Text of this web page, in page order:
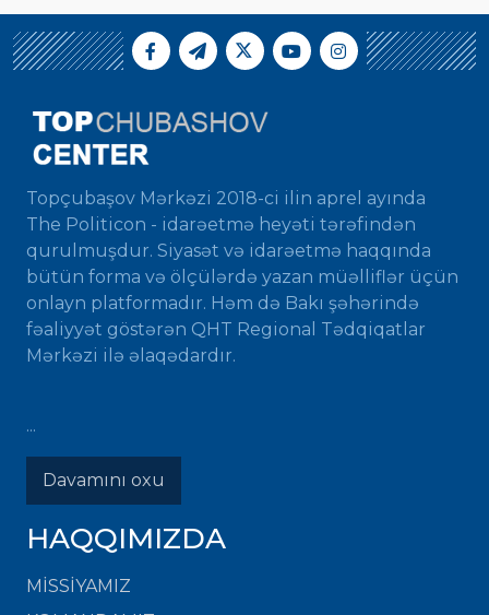
Topçubaşov Mərkəzi 2018-ci ilin aprel ayında
The Politicon - idarəetmə heyəti tərəfindən
qurulmuşdur. Siyasət və idarəetmə haqqında
bütün forma və ölçülərdə yazan müəlliflər üçün
onlayn platformadır. Həm də Bakı şəhərində
fəaliyyət göstərən QHT Regional Tədqiqatlar
Mərkəzi ilə əlaqədardır.
...
Davamını oxu
HAQQIMIZDA
MISSIYAMIZ